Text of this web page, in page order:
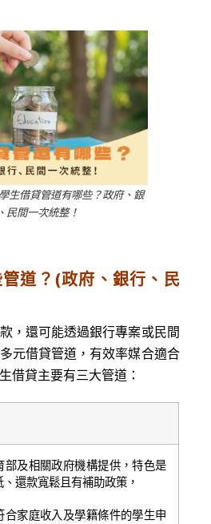
生借貸管道有哪些？政府、銀
民間一次統整！
道？(政府、銀行、民
，還可能透過銀行專案或民間
元借貸管道，有效率媒合適合
借貸主要有三大管道：
部及相關政府機構提供，特色是
、還款寬鬆且有補助政策，
合家庭收入及學籍條件的學生申